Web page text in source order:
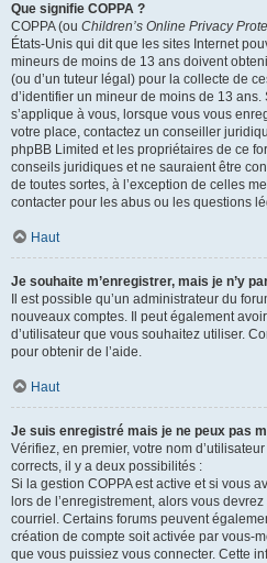
Que signifie COPPA ?
COPPA (ou Children’s Online Privacy
États-Unis qui dit que les sites Internet
mineurs de moins de 13 ans doivent
(ou d’un tuteur légal) pour la collecte de
d’identifier un mineur de moins de 13 ans.
s’applique à vous, lorsque vous vous
votre place, contactez un conseiller
phpBB Limited et les propriétaires de ce
conseils juridiques et ne sauraient être
de toutes sortes, à l’exception de celles
contacter pour les abus ou les questions
Haut
Je souhaite m’enregistrer, mais je n’y
Il est possible qu’un administrateur du
nouveaux comptes. Il peut également
d’utilisateur que vous souhaitez utiliser.
pour obtenir de l’aide.
Haut
Je suis enregistré mais je ne peux pas
Vérifiez, en premier, votre nom
corrects, il y a deux possibilités :
Si la gestion COPPA est active et si vous
lors de l’enregistrement, alors vous
courriel. Certains forums peuvent
création de compte soit activée par vous-
que vous puissiez vous connecter. Cette